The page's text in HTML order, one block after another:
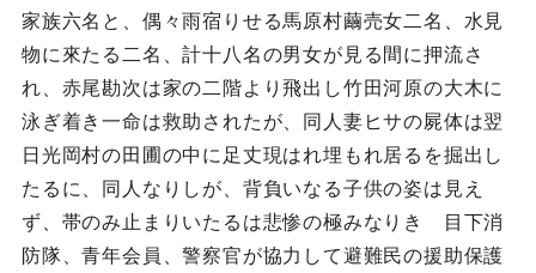
家族六名と、偶々雨宿りせる馬原村繭売女二名、水見
物に來たる二名、計十八名の男女が見る間に押流さ
れ、赤尾勘次は家の二階より飛出し竹田河原の大木に
泳ぎ着き一命は救助されたが、同人妻ヒサの屍体は翌
日光岡村の田圃の中に足丈現はれ埋もれ居るを掘出し
たるに、同人なりしが、背負いなる子供の姿は見え
ず、帯のみ止まりいたるは悲惨の極みなりき 目下消
防隊、青年会員、警察官が協力して避難民の援助保護